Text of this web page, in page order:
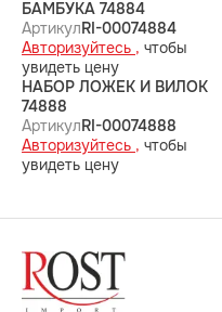
БАМБУКА 74884
АртикулRI-00074884
Авторизуйтесь , чтобы
увидеть цену
НАБОР ЛОЖЕК И ВИЛОК
74888
АртикулRI-00074888
Авторизуйтесь , чтобы
увидеть цену